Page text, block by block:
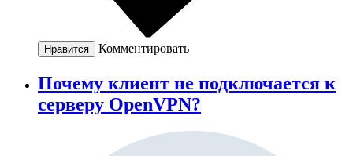
Нравится Комментировать
Почему клиент не подключается к
серверу OpenVPN?